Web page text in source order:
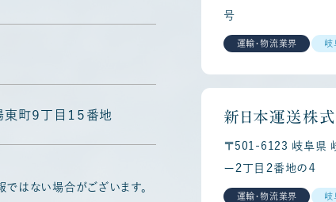
町９丁目１５番地
はない場合がございます。
号
運輸・物流業界 岐
新日本運送株
〒501-6123 岐阜県
ー２丁目２番地の４
運輸・物流業界 岐